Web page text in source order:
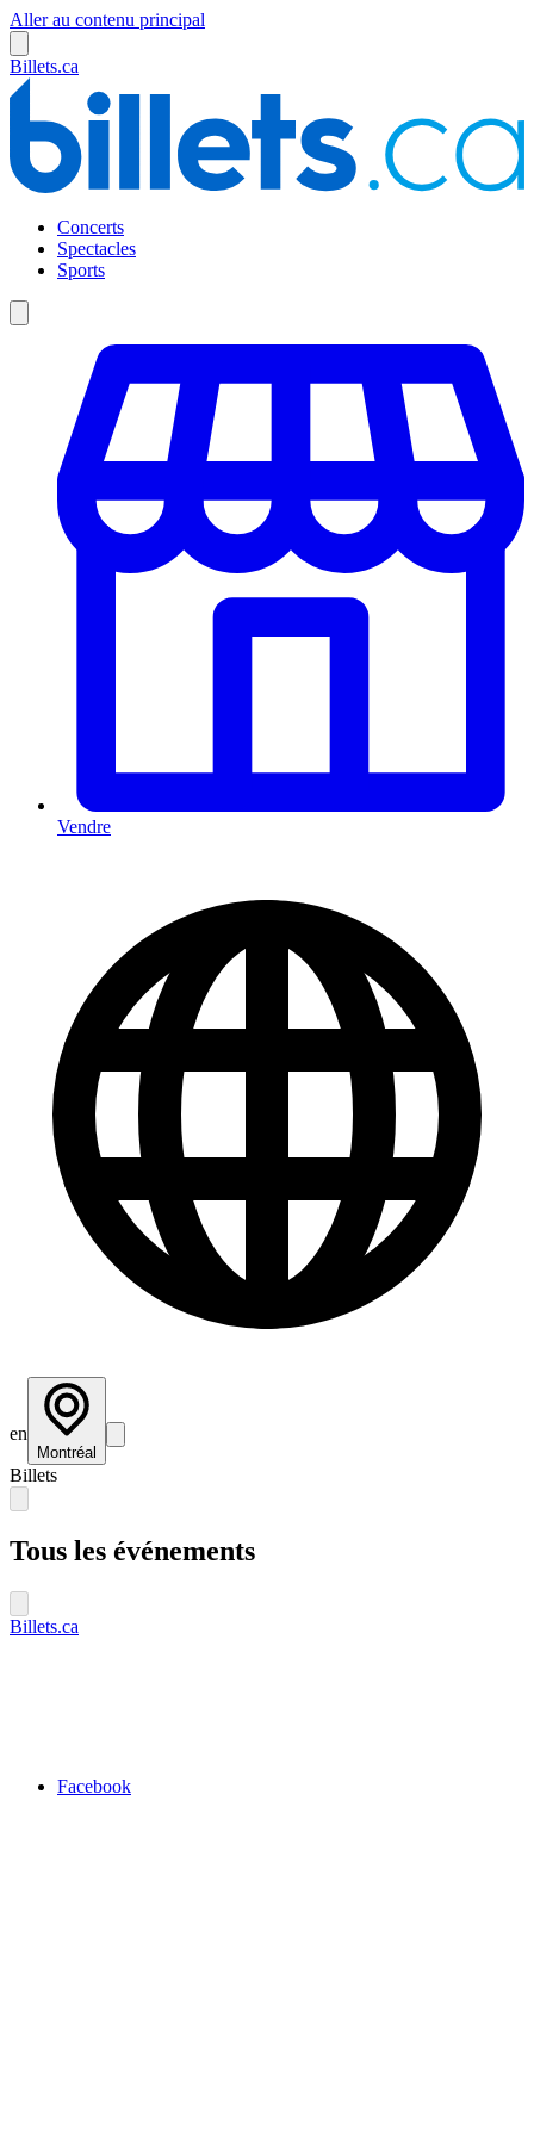
Aller au contenu principal
Billets.ca
Concerts
Spectacles
Sports
Vendre
en
Montréal
Billets
Tous les événements
Billets.ca
Facebook